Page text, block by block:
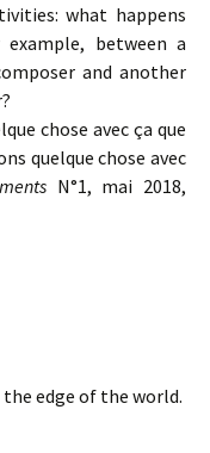
what happens
example, between a
and another
chose avec ça que
quelque chose avec
N°1, mai 2018,
the edge of the world.